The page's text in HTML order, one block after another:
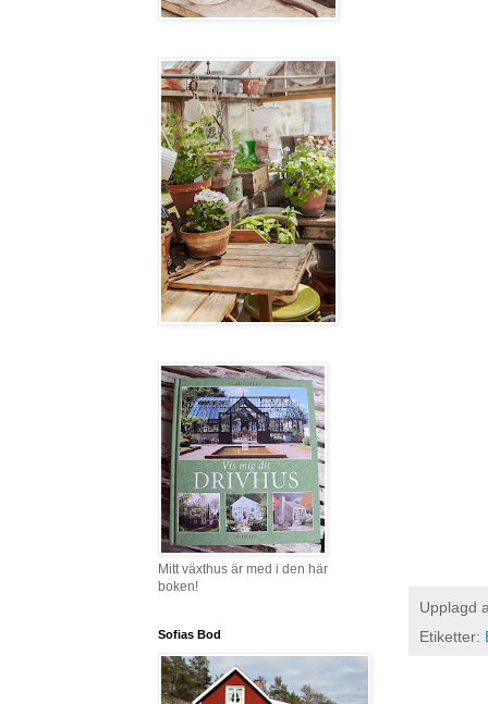
Upplagd
Etiketter:
Mitt växthus är med i den här
boken!
Sofias Bod